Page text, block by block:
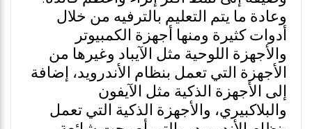
وعادة ما يتم التعليم بالترفيه من خلال
أدوات كثيرة ومنها أجهزة الكمبيوتر
والأجهزة اللوحية مثل الآيباد وغيرها من
الأجهزة التي تعمل بنظام الأندرويد، إضافة
إلى الأجهزة الذكية مثل الآيفون
والبلاكبيري، والأجهزة الذكية التي تعمل